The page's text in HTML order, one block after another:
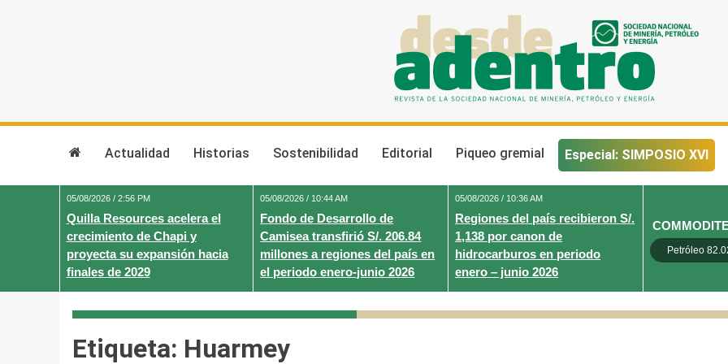
Actualidad Historias Sostenibilidad Editorial Piqueo gremial Especial: SIMPOSIO XVI
05/08/2026 / 2:56 PM
Quilla Resources acelera el
crecimiento de Chapi y
proyecta su expansión hacia
finales de 2029
05/08/2026 / 10:44 AM
Fondo de Desarrollo de
Camisea transfirió S/. 206.84
millones a regiones del país en
el periodo enero-junio 2026
05/08/2026 / 10:36 AM
Regiones del país recibieron S/.
1,138 por canon de
hidrocarburos en periodo
enero – junio 2026
Petróleo
Etiqueta: Huarmey